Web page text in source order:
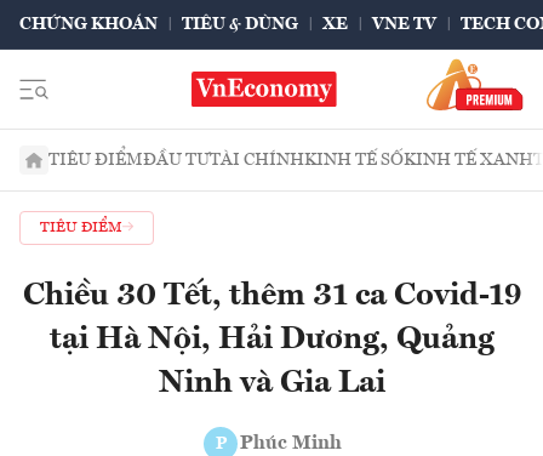
CHỨNG KHOÁN TIÊU & DÙNG XE VNE TV TECH
TIÊU ĐIỂMĐẦU TƯTÀI CHÍNHKINH TẾ SỐKINH TẾ XANH
TIÊU ĐIỂM
Chiều 30 Tết, thêm 31 ca Covid-19
tại Hà Nội, Hải Dương, Quảng
Ninh và Gia Lai
P Phúc Minh